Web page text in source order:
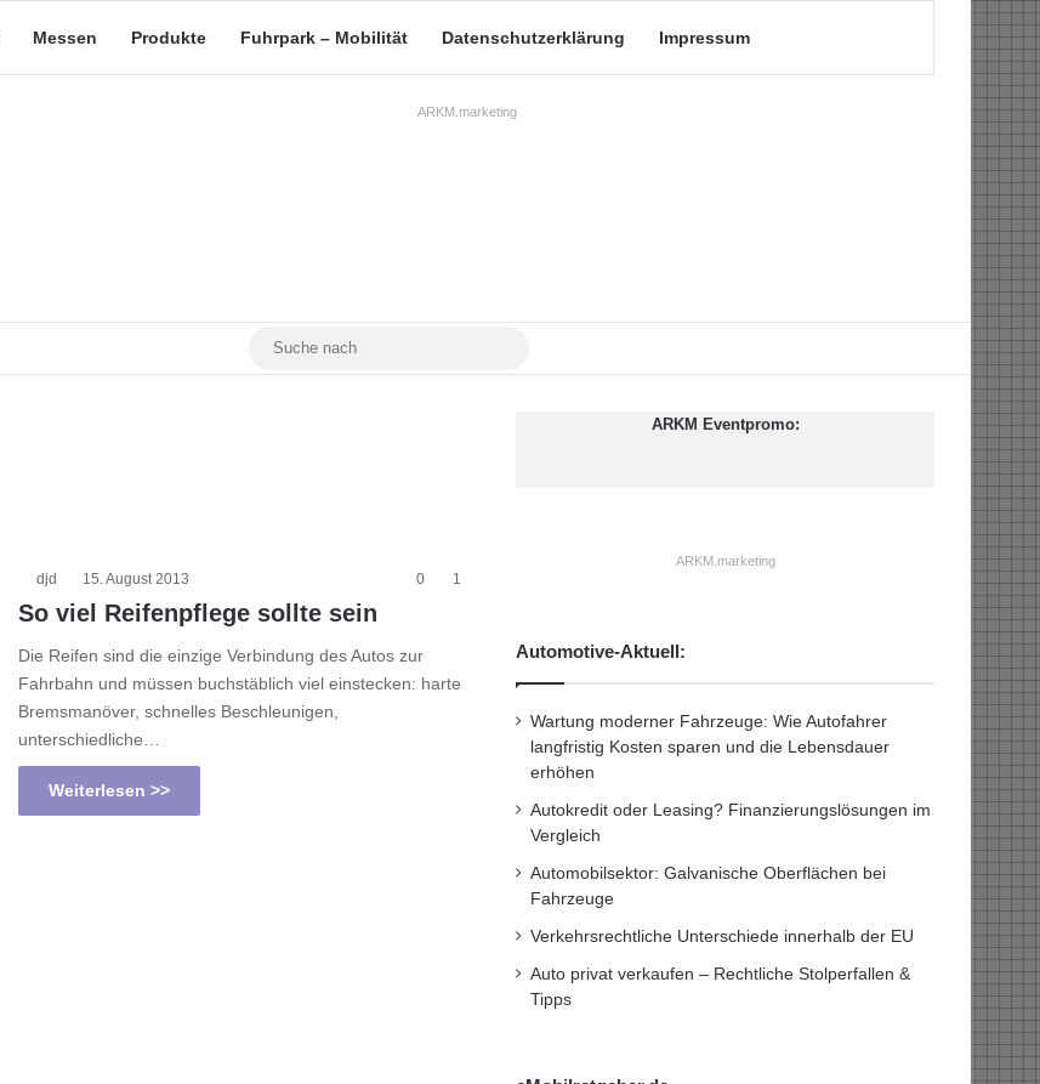
Messen Produkte Fuhrpark – Mobilität Datenschutzerklärung Impressum
ARKM.marketing
YouTubeMastodon
djd 15. August 2013 0 1
So viel Reifenpflege sollte sein
Die Reifen sind die einzige Verbindung des Autos zur
Fahrbahn und müssen buchstäblich viel einstecken: harte
Bremsmanöver, schnelles Beschleunigen,
unterschiedliche…
Weiterlesen >>
ARKM Eventpromo:
ARKM.marketing
Automotive-Aktuell:
Wartung moderner Fahrzeuge: Wie Autofahrer
langfristig Kosten sparen und die Lebensdauer
erhöhen
Autokredit oder Leasing? Finanzierungslösungen im
Vergleich
Automobilsektor: Galvanische Oberflächen bei
Fahrzeuge
Verkehrsrechtliche Unterschiede innerhalb der EU
Auto privat verkaufen – Rechtliche Stolperfallen &
Tipps